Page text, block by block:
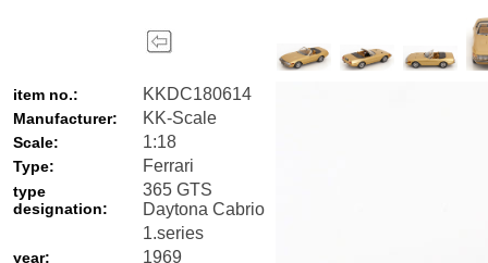
item no.: KKDC180614
Manufacturer: KK-Scale
Scale: 1:18
Type: Ferrari
type
designation:
365 GTS
Daytona Cabrio
1.series
year: 1969